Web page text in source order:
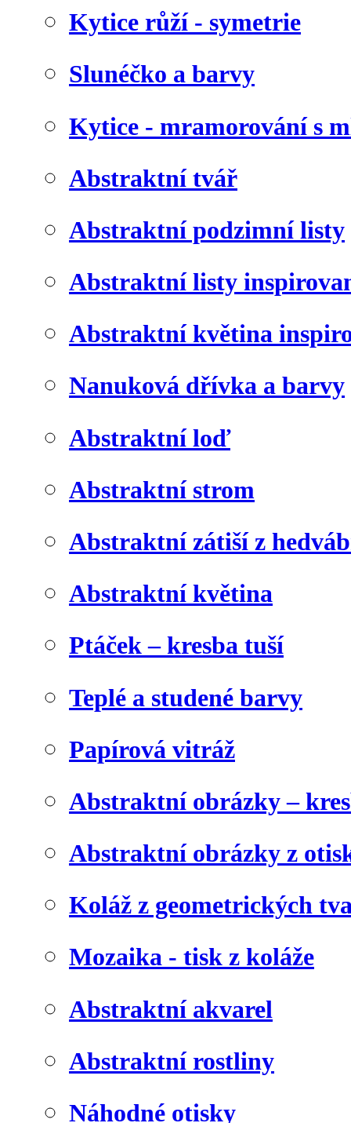
Kytice růží - symetrie
Slunéčko a barvy
Kytice - mramorování s
Abstraktní tvář
Abstraktní podzimní listy
Abstraktní listy
Abstraktní květina
Nanuková dřívka a barvy
Abstraktní loď
Abstraktní strom
Abstraktní zátiší z
Abstraktní květina
Ptáček – kresba tuší
Teplé a studené barvy
Papírová vitráž
Abstraktní obrázky –
Abstraktní obrázky z
Koláž z geometrických
Mozaika - tisk z koláže
Abstraktní akvarel
Abstraktní rostliny
Náhodné otisky